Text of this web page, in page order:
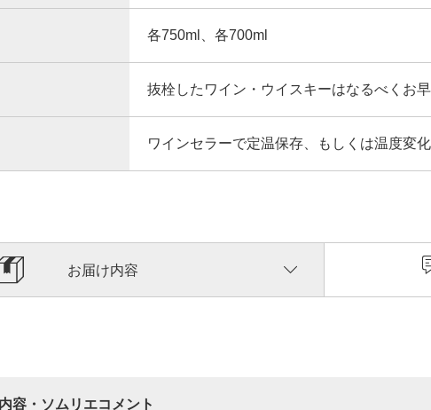
各750ml、各700ml
抜栓したワイン・ウイスキーはなるべくお
ワインセラーで定温保存、もしくは温度変
お届け内容
容・ソムリエコメント